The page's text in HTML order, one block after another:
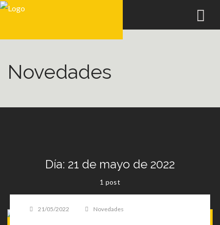
Novedades
Día: 21 de mayo de 2022
1 post
Posted
21/05/2022 Categories
Novedades